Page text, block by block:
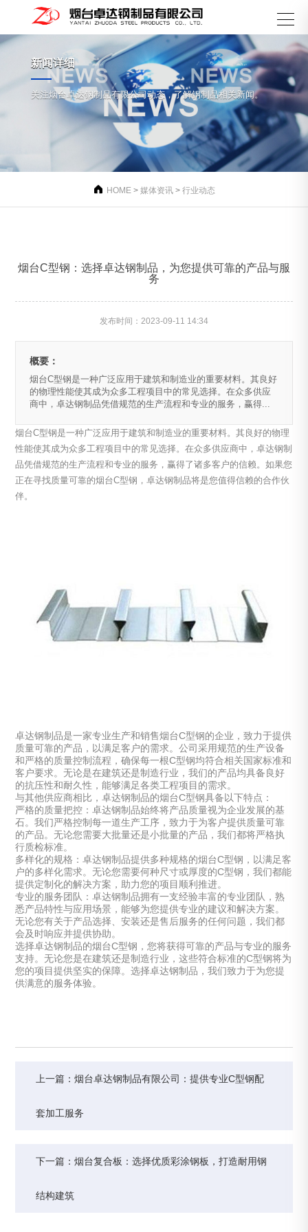
新闻详细
关注烟台卓达钢制品有限公司动态，了解钢制品相关新闻。
 HOME > 媒体资讯 > 行业动态
烟台C型钢：选择卓达钢制品，为您提供可靠的产品与服
务
发布时间： 2023-09-11 14:34
概要：
烟台C型钢是一种广泛应用于建筑和制造业的重要材料。其良好
的物理性能使其成为众多工程项目中的常见选择。在众多供应
商中，卓达钢制品凭借规范的生产流程和专业的服务，赢得...
烟台C型钢是一种广泛应用于建筑和制造业的重要材料。其良好的物理
性能使其成为众多工程项目中的常见选择。在众多供应商中，卓达钢制
品凭借规范的生产流程和专业的服务，赢得了诸多客户的信赖。如果您
正在寻找质量可靠的烟台C型钢，卓达钢制品将是您值得信赖的合作伙
伴。
卓达钢制品是一家专业生产和销售烟台C型钢的企业，致力于提供
质量可靠的产品，以满足客户的需求。公司采用规范的生产设备
和严格的质量控制流程，确保每一根C型钢均符合相关国家标准和
客户要求。无论是在建筑还是制造行业，我们的产品均具备良好
的抗压性和耐久性，能够满足各类工程项目的需求。
与其他供应商相比，卓达钢制品的烟台C型钢具备以下特点：
严格的质量把控：卓达钢制品始终将产品质量视为企业发展的基
石。我们严格控制每一道生产工序，致力于为客户提供质量可靠
的产品。无论您需要大批量还是小批量的产品，我们都将严格执
行质检标准。
多样化的规格：卓达钢制品提供多种规格的烟台C型钢，以满足客
户的多样化需求。无论您需要何种尺寸或厚度的C型钢，我们都能
提供定制化的解决方案，助力您的项目顺利推进。
专业的服务团队：卓达钢制品拥有一支经验丰富的专业团队，熟
悉产品特性与应用场景，能够为您提供专业的建议和解决方案。
无论您有关于产品选择、安装还是售后服务的任何问题，我们都
会及时响应并提供协助。
选择卓达钢制品的烟台C型钢，您将获得可靠的产品与专业的服务
支持。无论您是在建筑还是制造行业，这些符合标准的C型钢将为
您的项目提供坚实的保障。选择卓达钢制品，我们致力于为您提
供满意的服务体验。
上一篇：烟台卓达钢制品有限公司：提供专业C型钢配
套加工服务
下一篇：烟台复合板：选择优质彩涂钢板，打造耐用钢
结构建筑